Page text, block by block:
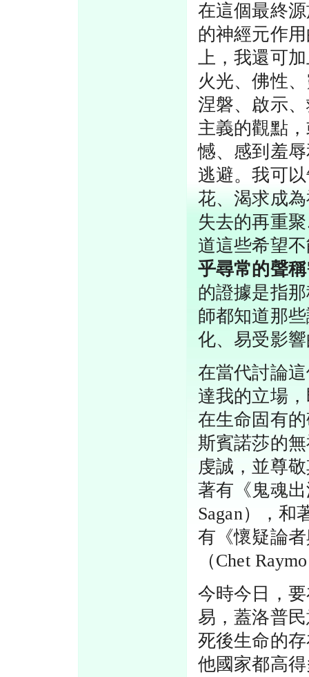
在這個最終
的神經元作
上，我還可
火光、佛性
涅磐、啟示
主義的觀點
憾、感到羞
逃避。我可
花、渴求成
失去的再重
道這些希望
乎尋常的聲
的證據是指
師都知道那
化、易受影
在當代討論
達我的立場
在生命固有
斯賓諾莎的
虔誠，並尊
著有《鬼魂
Sagan），和
有《懷疑論
（Chet
今時今日，
易，蓋洛普
死後生命的
他國家都高